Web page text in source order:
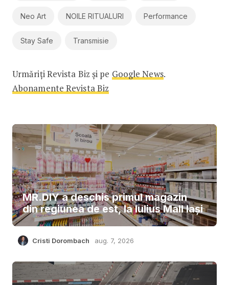
Neo Art NOILE RITUALURI Performance
Stay Safe Transmisie
Urmăriți Revista Biz și pe Google News.
Abonamente Revista Biz
MR.DIY a deschis primul magazin
din regiunea de est, la Iulius Mall Iași
Cristi Dorombach aug. 7, 2026